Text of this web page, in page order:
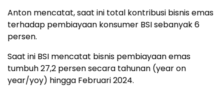
Anton mencatat, saat ini total kontribusi bisnis emas
terhadap pembiayaan konsumer BSI sebanyak 6
persen.
Saat ini BSI mencatat bisnis pembiayaan emas
tumbuh 27,2 persen secara tahunan (year on
year/yoy) hingga Februari 2024.